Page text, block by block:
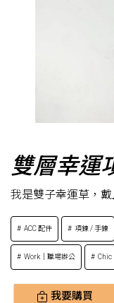
雙層幸運
我是雙子幸運草，戴
ACC 配件 項鍊 / 手鍊
Work｜職場辦公 Chic
我要購買